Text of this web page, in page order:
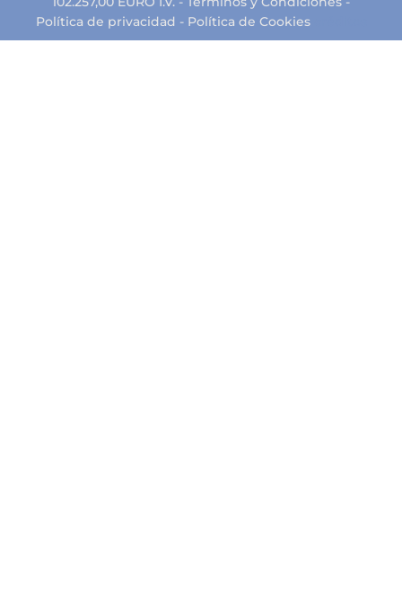
Política de privacidad - Política de Cookies